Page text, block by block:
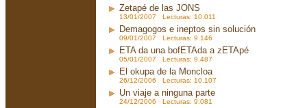
Zetapé de las JONS
13/01/2007 Lecturas: 10.011
Demagogos e ineptos sin solución
09/01/2007 Lecturas: 9.146
ETA da una bofETAda a zETApé
05/01/2007 Lecturas: 9.487
El okupa de la Moncloa
26/12/2006 Lecturas: 10.107
Un viaje a ninguna parte
24/12/2006 Lecturas: 9.081